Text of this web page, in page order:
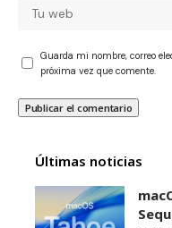
Guarda mi nombre, correo
próxima vez que comente.
Últimas noticias